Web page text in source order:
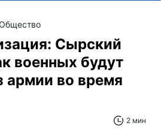
Сырский
военных будут
армии во время
2 мин